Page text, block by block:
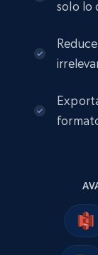
URL,
more.
2.5K+
URL,
Rating,
more.
solo lo